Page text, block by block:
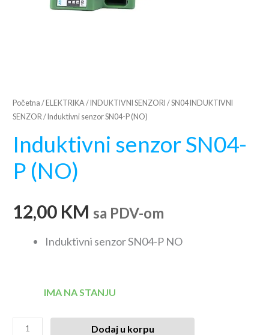
Početna /ELEKTRIKA /INDUKTIVNI SENZORI /SN04 INDUKTIVNI
SENZOR / Induktivni senzor SN04-P (NO)
Induktivni senzor SN04-
P (NO)
12,00 KM sa PDV-om
Induktivni senzor SN04-P NO
IMA NA STANJU
Dodaj u korpu